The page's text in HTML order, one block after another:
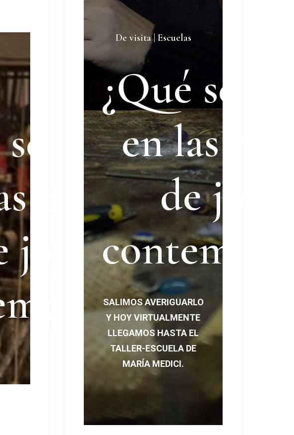
aprende
escuelas
joyería
De visita | Escuelas
¿Qué se
en las
de
SALIMOS AVERIGUARLO
Y HOY VIRTUALMENTE
LLEGAMOS HASTA EL
TALLER-ESCUELA DE
MARÍA MEDICI.